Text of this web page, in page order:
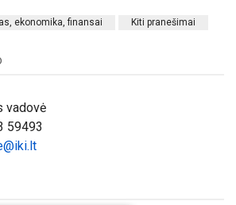
ekonomika, finansai Kiti pranešimai
vadovė
59493